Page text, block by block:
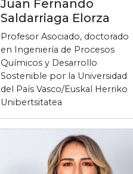
Juan Fernando
Saldarriaga Elorza
Profesor Asociado, doctorado
en Ingeniería de Procesos
Químicos y Desarrollo
Sostenible por la Universidad
del País Vasco/Euskal Herriko
Unibertsitatea